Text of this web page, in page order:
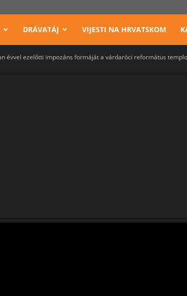
DRÁVATÁJ VIJESTI NA HRVATSKOM
évvel ezelőtti impozáns formáját a várdaróci református